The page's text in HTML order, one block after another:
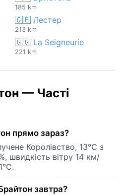
185 km
🇬🇧 Лестер
213 km
🇬🇬 La Seigneurie
221 km
— Часті
прямо зараз?
Королівство, 13°C з
швидкість вітру 14 км/
завтра?